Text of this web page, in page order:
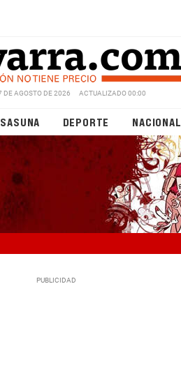
DE AGOSTO DE 2026 ACTUALIZADO 00:00
DEPORTE NACIONAL